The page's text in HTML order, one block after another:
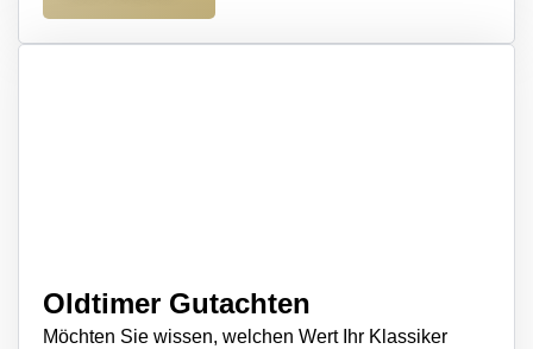
Oldtimer Gutachten
Möchten Sie wissen, welchen Wert Ihr Klassiker